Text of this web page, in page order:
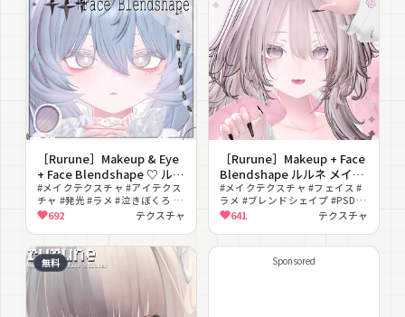
［Rurune］Makeup & Eye
+ Face Blendshape ♡ ルル
ネ メイクテクスチャ アイテ
クスチャ フェイスブレンド
シェイプ
#メイクテクスチャ #アイテクス
チャ #発光 #ラメ #泣きぼくろ #
色変更可能 #VRChat #かわいい
692 テクスチャ
［Rurune］Makeup + Face
Blendshape ルルネ メイク
テクスチャ フェイスブレン
ドシェイプ
#メイクテクスチャ #フェイス #
ラメ #ブレンドシェイプ #PSD付
き #改変 #色変え
641 テクスチャ
無料 Sponsored